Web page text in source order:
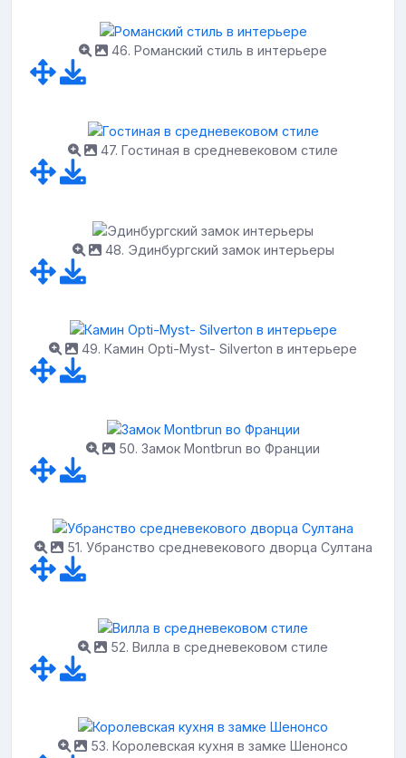
46. Романский стиль в интерьере
47. Гостиная в средневековом стиле
48. Эдинбургский замок интерьеры
49. Камин Opti-Myst- Silverton в интерьере
50. Замок Montbrun во Франции
51. Убранство средневекового дворца Султана
52. Вилла в средневековом стиле
53. Королевская кухня в замке Шенонсо